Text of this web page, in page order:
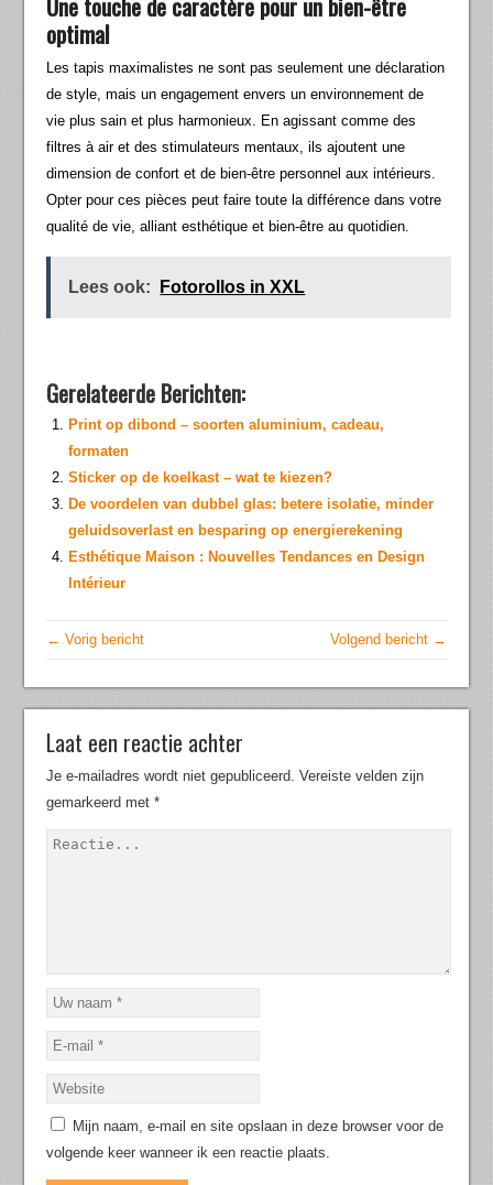
optimal
Les tapis maximalistes ne sont pas seulement une déclaration
de style, mais un engagement envers un environnement de
vie plus sain et plus harmonieux. En agissant comme des
filtres à air et des stimulateurs mentaux, ils ajoutent une
dimension de confort et de bien-être personnel aux intérieurs.
Opter pour ces pièces peut faire toute la différence dans votre
qualité de vie, alliant esthétique et bien-être au quotidien.
Lees ook: Fotorollos in XXL
Gerelateerde Berichten:
Print op dibond – soorten aluminium, cadeau,
formaten
Sticker op de koelkast – wat te kiezen?
De voordelen van dubbel glas: betere isolatie, minder
geluidsoverlast en besparing op energierekening
Esthétique Maison : Nouvelles Tendances en Design
Intérieur
← Vorig bericht Volgend bericht →
Laat een reactie achter
Je e-mailadres wordt niet gepubliceerd.
Vereiste velden zijn
gemarkeerd met*
Mijn naam, e-mail en site opslaan in deze browser voor de
volgende keer wanneer ik een reactie plaats.